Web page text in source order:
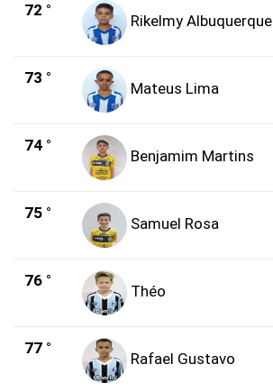
72 °
Rikelmy Albuquerque
73 °
Mateus Lima
74 °
Benjamim Martins
75 °
Samuel Rosa
76 °
Théo
77 °
Rafael Gustavo